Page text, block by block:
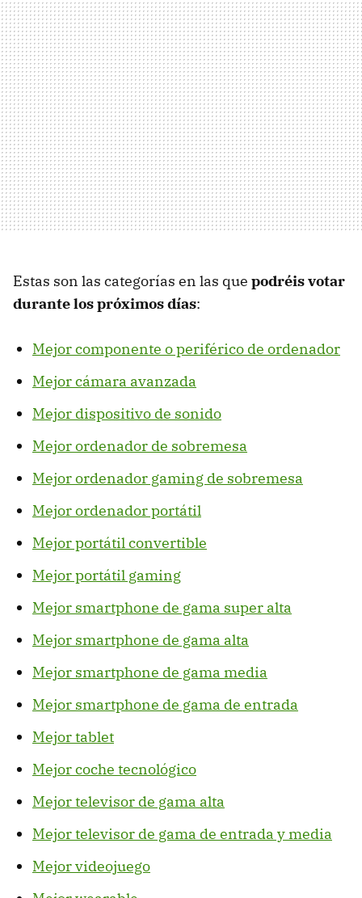
Estas son las categorías en las que podréis votar
durante los próximos días:
Mejor componente o periférico de ordenador
Mejor cámara avanzada
Mejor dispositivo de sonido
Mejor ordenador de sobremesa
Mejor ordenador gaming de sobremesa
Mejor ordenador portátil
Mejor portátil convertible
Mejor portátil gaming
Mejor smartphone de gama super alta
Mejor smartphone de gama alta
Mejor smartphone de gama media
Mejor smartphone de gama de entrada
Mejor tablet
Mejor coche tecnológico
Mejor televisor de gama alta
Mejor televisor de gama de entrada y media
Mejor videojuego